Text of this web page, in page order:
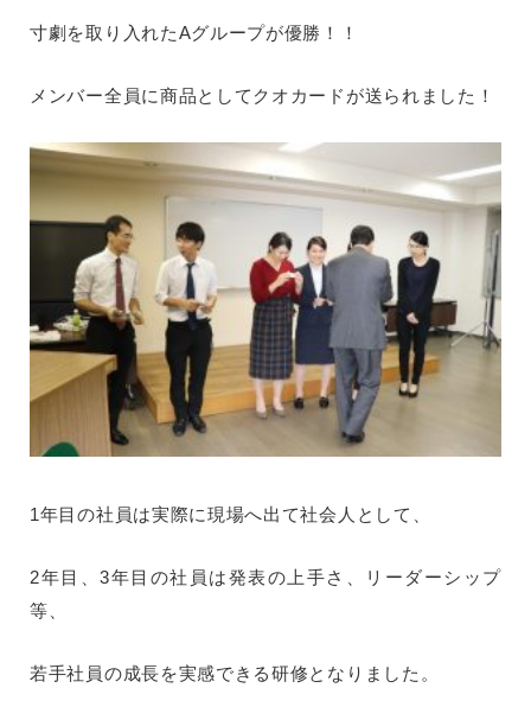
寸劇を取り入れたAグループが優勝！！
メンバー全員に商品としてクオカードが送られました！
1年目の社員は実際に現場へ出て社会人として、
2年目、3年目の社員は発表の上手さ、リーダーシップ
等、
若手社員の成長を実感できる研修となりました。